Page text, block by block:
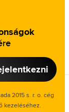
2015 s. r. o. cég
kezeléséhez.